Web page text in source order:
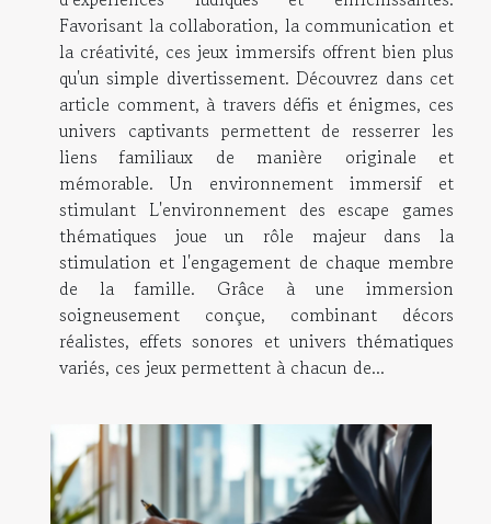
Favorisant la collaboration, la communication et
la créativité, ces jeux immersifs offrent bien plus
qu'un simple divertissement. Découvrez dans cet
article comment, à travers défis et énigmes, ces
univers captivants permettent de resserrer les
liens familiaux de manière originale et
mémorable. Un environnement immersif et
stimulant L'environnement des escape games
thématiques joue un rôle majeur dans la
stimulation et l'engagement de chaque membre
de la famille. Grâce à une immersion
soigneusement conçue, combinant décors
réalistes, effets sonores et univers thématiques
variés, ces jeux permettent à chacun de...